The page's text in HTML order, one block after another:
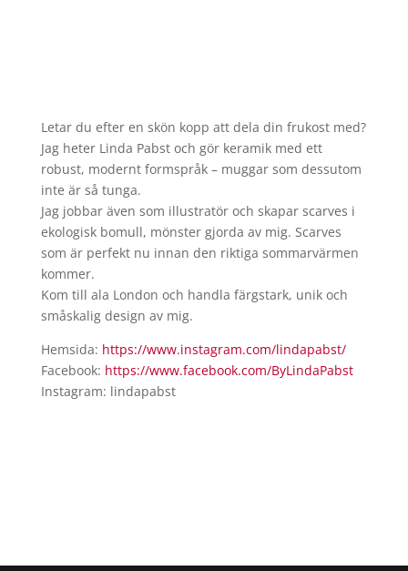
Letar du efter en skön kopp att dela din frukost med?
Jag heter Linda Pabst och gör keramik med ett
robust, modernt formspråk – muggar som dessutom
inte är så tunga.
Jag jobbar även som illustratör och skapar scarves i
ekologisk bomull, mönster gjorda av mig. Scarves
som är perfekt nu innan den riktiga sommarvärmen
kommer.
Kom till ala London och handla färgstark, unik och
småskalig design av mig.
Hemsida: https://www.instagram.com/lindapabst/
Facebook: https://www.facebook.com/ByLindaPabst
Instagram: lindapabst